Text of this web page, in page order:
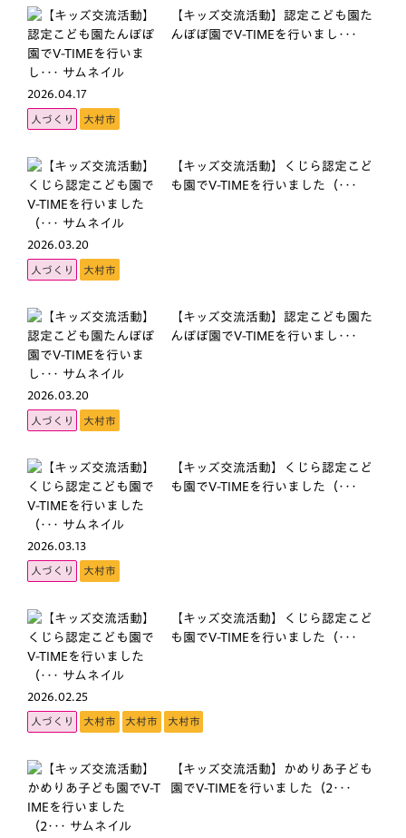
2026.04.17
【キッズ交流活動】認定こども園た
んぽぽ園でV-TIMEを行いまし･･･
人づくり 大村市
2026.03.20
【キッズ交流活動】くじら認定こど
も園でV-TIMEを行いました（･･･
人づくり 大村市
2026.03.20
【キッズ交流活動】認定こども園た
んぽぽ園でV-TIMEを行いまし･･･
人づくり 大村市
2026.03.13
【キッズ交流活動】くじら認定こど
も園でV-TIMEを行いました（･･･
人づくり 大村市
2026.02.25
【キッズ交流活動】くじら認定こど
も園でV-TIMEを行いました（･･･
人づくり 大村市 大村市 大村市
【キッズ交流活動】かめりあ子ども
園でV-TIMEを行いました（2･･･